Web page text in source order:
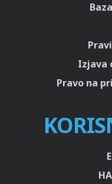
Izjava
Pravo na